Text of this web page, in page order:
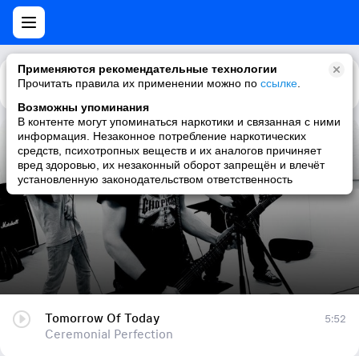
Применяются рекомендательные технологии
Прочитать правила их применении можно по ссылке
Возможны упоминания
В контенте могут упоминаться наркотики и связанная с ними
информация. Незаконное потребление наркотических
средств, психотропных веществ и их аналогов причиняет
вред здоровью, их незаконный оборот запрещён и влечёт
установленную законодательством ответственность
Каталог Рекомендации
Tomorrow Of Today
Ceremonial Perfection
Tomorrow Of Today
Ceremonial Perfection
5:52